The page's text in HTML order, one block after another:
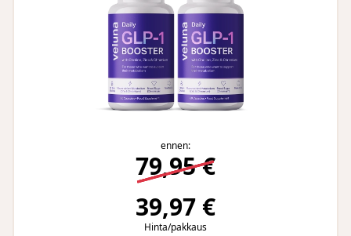
ennen:
79,95 €
39,97 €
Hinta/pakkaus